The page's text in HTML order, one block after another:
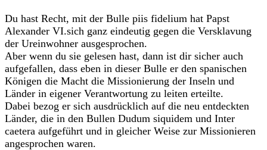
Du hast Recht, mit der Bulle piis fidelium hat Papst
Alexander VI.sich ganz eindeutig gegen die Versklavung
der Ureinwohner ausgesprochen.
Aber wenn du sie gelesen hast, dann ist dir sicher auch
aufgefallen, dass eben in dieser Bulle er den spanischen
Königen die Macht die Missionierung der Inseln und
Länder in eigener Verantwortung zu leiten erteilte.
Dabei bezog er sich ausdrücklich auf die neu entdeckten
Länder, die in den Bullen Dudum siquidem und Inter
caetera aufgeführt und in gleicher Weise zur Missionieren
angesprochen waren.